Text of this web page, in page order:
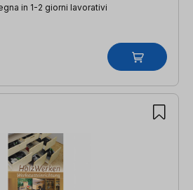
in 1-2 giorni lavorativi